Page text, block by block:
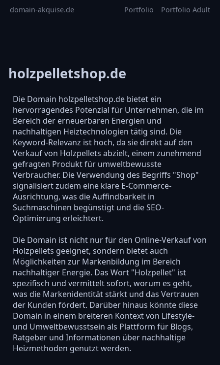
domain-akquise.de Portfolio Portfolio Adult
holzpelletshop.de
Die Domain holzpelletshop.de bietet ein
hervorragendes Potenzial für Unternehmen, die im
Bereich der erneuerbaren Energien und
nachhaltigen Heiztechnologien tätig sind. Die
Keyword-Relevanz ist hoch, da sie direkt auf den
Verkauf von Holzpellets abzielt, einem zunehmend
gefragten Produkt für umweltbewusste
Verbraucher. Die Verwendung des Begriffs "Shop"
signalisiert zudem eine klare E-Commerce-
Ausrichtung, was die Auffindbarkeit in
Suchmaschinen begünstigt und die SEO-
Optimierung erleichtert.
Die Domain ist nicht nur für den Online-Verkauf von
Holzpellets geeignet, sondern bietet auch
Möglichkeiten zur Markenbildung im Bereich
nachhaltiger Energie. Das Wort "Holzpellet" ist
spezifisch und vermittelt sofort, worum es geht,
was die Markenidentität stärkt und das Vertrauen
der Kunden fördert. Darüber hinaus könnte diese
Domain in einem breiteren Kontext von Lifestyle-
und Umweltbewusstsein als Plattform für Blogs,
Ratgeber und Informationen über nachhaltige
Heizmethoden genutzt werden.